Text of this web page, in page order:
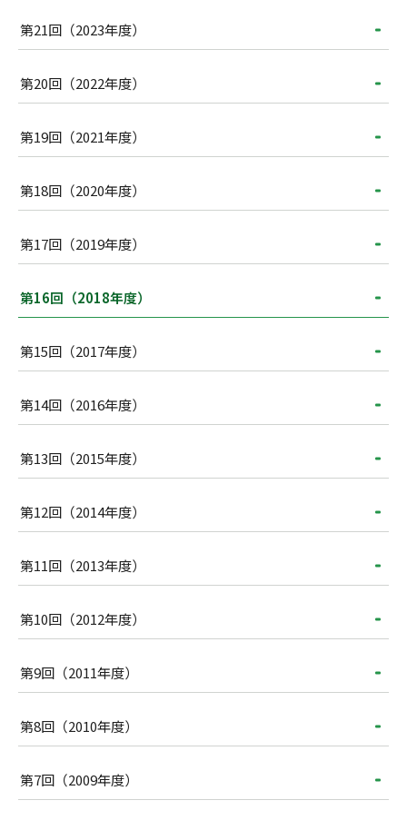
第21回（2023年度）
第20回（2022年度）
第19回（2021年度）
第18回（2020年度）
第17回（2019年度）
第16回（2018年度）
第15回（2017年度）
第14回（2016年度）
第13回（2015年度）
第12回（2014年度）
第11回（2013年度）
第10回（2012年度）
第9回（2011年度）
第8回（2010年度）
第7回（2009年度）